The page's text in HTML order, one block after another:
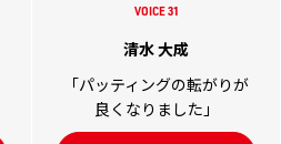
VOICE 31
清水 大成
「パッティングの転がりが
良くなりました」